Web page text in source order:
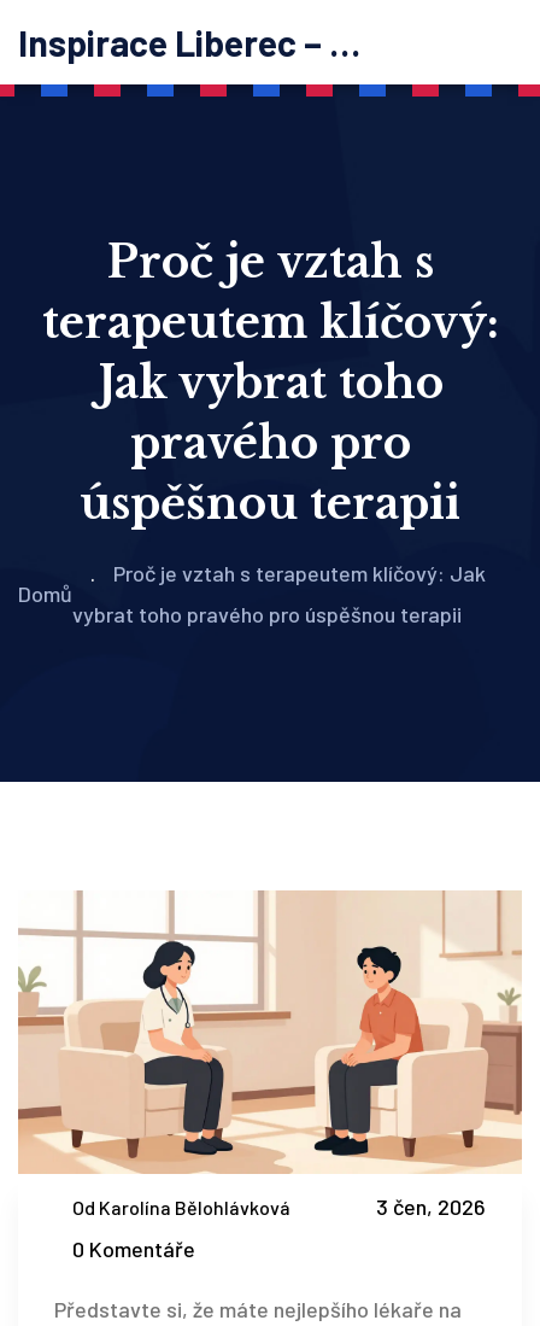
Inspirace Liberec – psychoterapie
Proč je vztah s
terapeutem klíčový:
Jak vybrat toho
pravého pro
úspěšnou terapii
Domů
Proč je vztah s terapeutem klíčový: Jak
vybrat toho pravého pro úspěšnou terapii
Od Karolína Bělohlávková
3 čen, 2026
0 Komentáře
Představte si, že máte nejlepšího lékaře na